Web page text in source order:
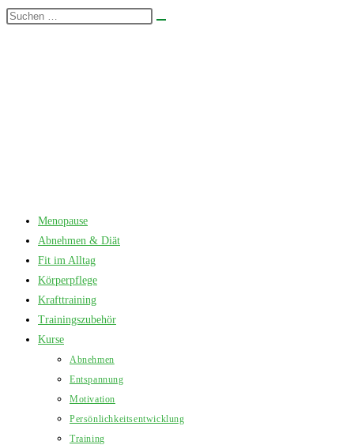
Zum
Diese
Menopause
Abnehmen & Diät
Fit im Alltag
Körperpflege
Krafttraining
Trainingszubehör
Kurse
Abnehmen
Entspannung
Motivation
Persönlichkeitsentwicklung
Training